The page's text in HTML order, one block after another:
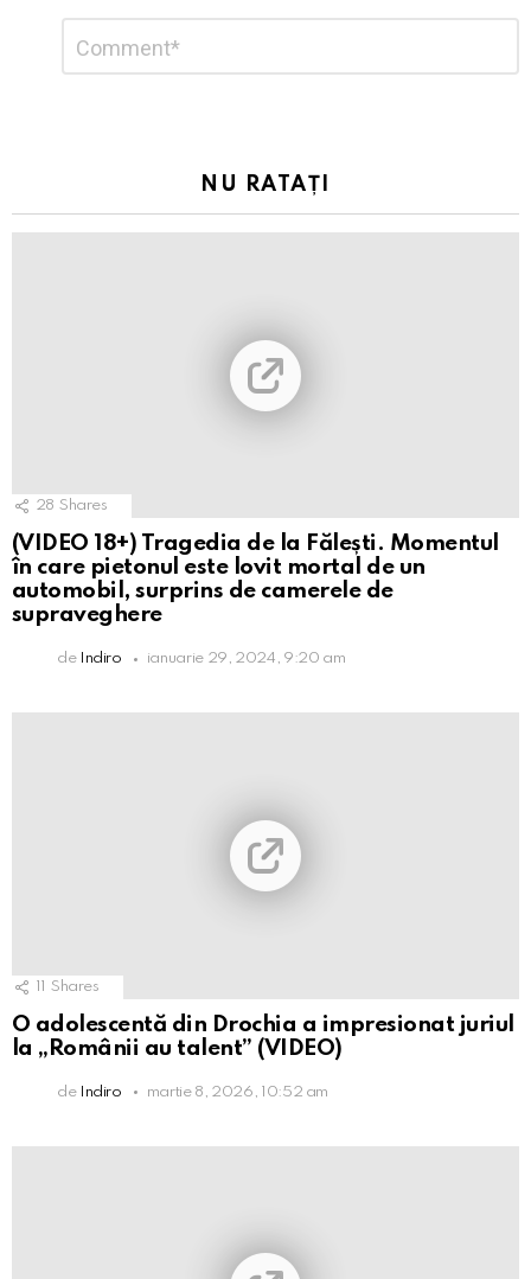
răspuns
NU RATAȚI
28 Shares
(VIDEO 18+) Tragedia de la Fălești. Momentul
în care pietonul este lovit mortal de un
automobil, surprins de camerele de
supraveghere
de Indiro ianuarie 29, 2024, 9:20 am
11 Shares
O adolescentă din Drochia a impresionat juriul
la „Românii au talent” (VIDEO)
de Indiro martie 8, 2026, 10:52 am